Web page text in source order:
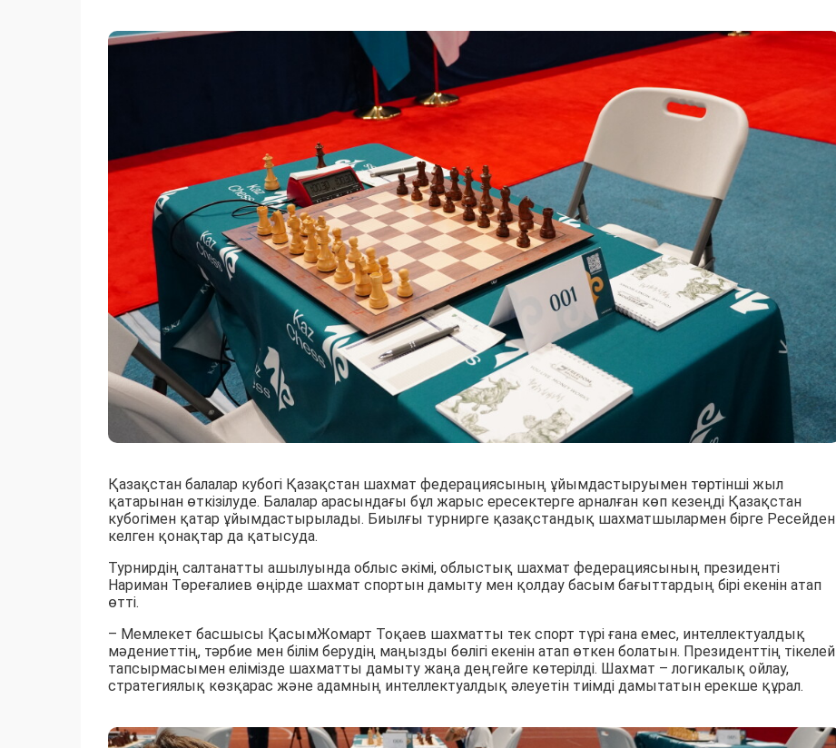
Қазақстан балалар кубогі Қазақстан шахмат федерациясының ұйымдастыруымен төртінші жыл
қатарынан өткізілуде. Балалар арасындағы бұл жарыс ересектерге арналған көп кезеңді Қазақстан
кубогімен қатар ұйымдастырылады. Биылғы турнирге қазақстандық шахматшылармен бірге Ресейден
келген қонақтар да қатысуда.
Турнирдің салтанатты ашылуында облыс әкімі, облыстық шахмат федерациясының президенті
Нариман Төреғалиев өңірде шахмат спортын дамыту мен қолдау басым бағыттардың бірі екенін атап
өтті.
– Мемлекет басшысы ҚасымЖомарт Тоқаев шахматты тек спорт түрі ғана емес, интеллектуалдық
мәдениеттің, тәрбие мен білім берудің маңызды бөлігі екенін атап өткен болатын. Президенттің тікелей
тапсырмасымен елімізде шахматты дамыту жаңа деңгейге көтерілді. Шахмат – логикалық ойлау,
стратегиялық көзқарас және адамның интеллектуалдық әлеуетін тиімді дамытатын ерекше құрал.